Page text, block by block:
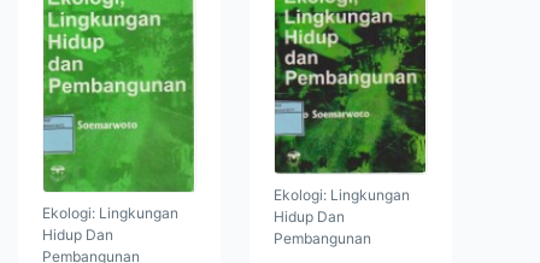
Ekologi: Lingkungan
Hidup Dan
Pembangunan
Ekologi: Lingkungan
Hidup Dan
Pembangunan